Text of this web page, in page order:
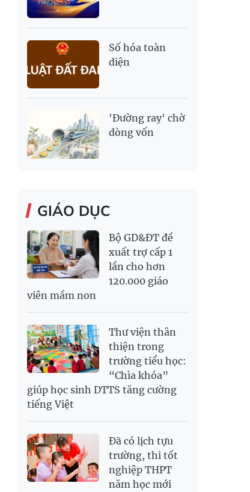
Số hóa toàn
diện
'Đường ray' chờ
dòng vốn
GIÁO DỤC
Bộ GD&ĐT đề
xuất trợ cấp 1
lần cho hơn
120.000 giáo
viên mầm non
Thư viện thân
thiện trong
trường tiểu học:
“Chìa khóa”
giúp học sinh DTTS tăng cường
tiếng Việt
Đã có lịch tựu
trường, thi tốt
nghiệp THPT
năm học mới